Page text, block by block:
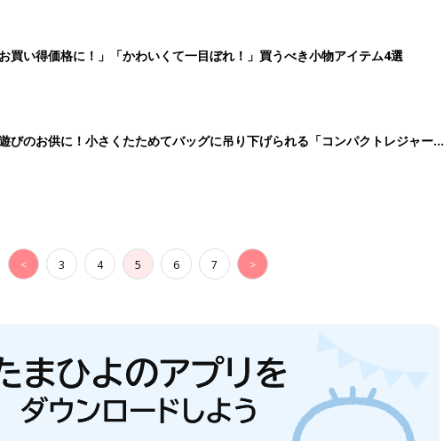
買い得価格に！」「かわいくて一目ぼれ！」買うべき小物アイテム4選
びのお供に！小さくたためてバッグに吊り下げられる「コンパクトレジャーシ
< 3 4 5 6 7 >